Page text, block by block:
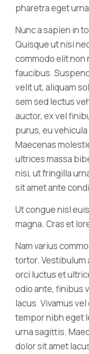
pharetra eget
Nunc a sapien in
Quisque ut nisi
commodo elit non
faucibus.
velit ut, aliquam
sem sed lectus
auctor, ex vel
purus, eu
Maecenas
ultrices massa
nisi, ut fringilla
sit amet ante
Ut congue nisl
magna. Cras et
Nam varius
tortor. Vestibulum
orci luctus et
odio ante, finibus
lacus. Vivamus
tempor nibh eget
urna sagittis.
dolor sit amet